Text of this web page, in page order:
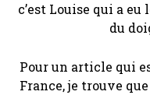
c’est Louise qui a
du
Pour un article qui
France, je trouve